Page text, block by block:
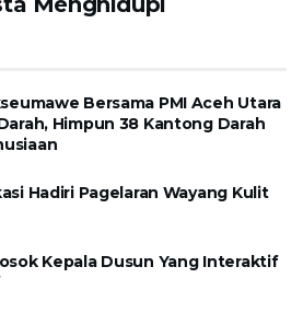
Bersama PMI Aceh Utara
Himpun 38 Kantong Darah
Hadiri Pagelaran Wayang Kulit
Kepala Dusun Yang Interaktif